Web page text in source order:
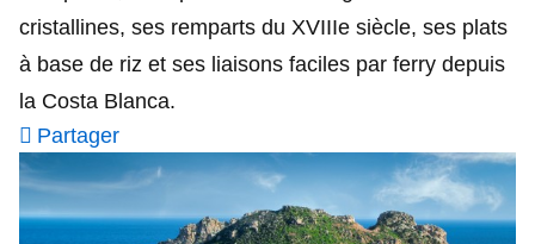
cristallines, ses remparts du XVIIIe siècle, ses plats
à base de riz et ses liaisons faciles par ferry depuis
la Costa Blanca.
Partager